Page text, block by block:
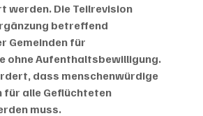
werden. Die Teilrevision
betreffend
Gemeinden für
ohne Aufenthaltsbewilligung.
dass menschenwürdige
für alle Geflüchteten
muss.